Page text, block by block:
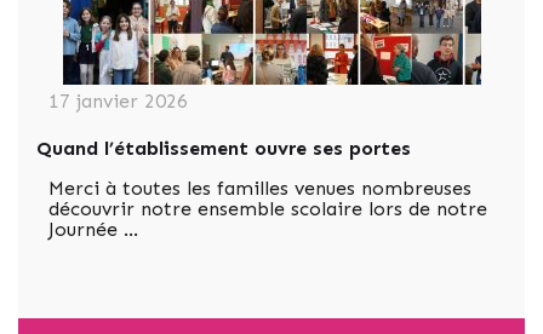
17 janvier 2026
Quand l’établissement ouvre ses portes
Merci à toutes les familles venues nombreuses
découvrir notre ensemble scolaire lors de notre
Journée …